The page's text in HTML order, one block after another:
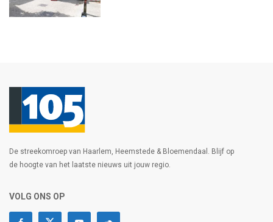
De streekomroep van Haarlem, Heemstede & Bloemendaal. Blijf op
de hoogte van het laatste nieuws uit jouw regio.
VOLG ONS OP